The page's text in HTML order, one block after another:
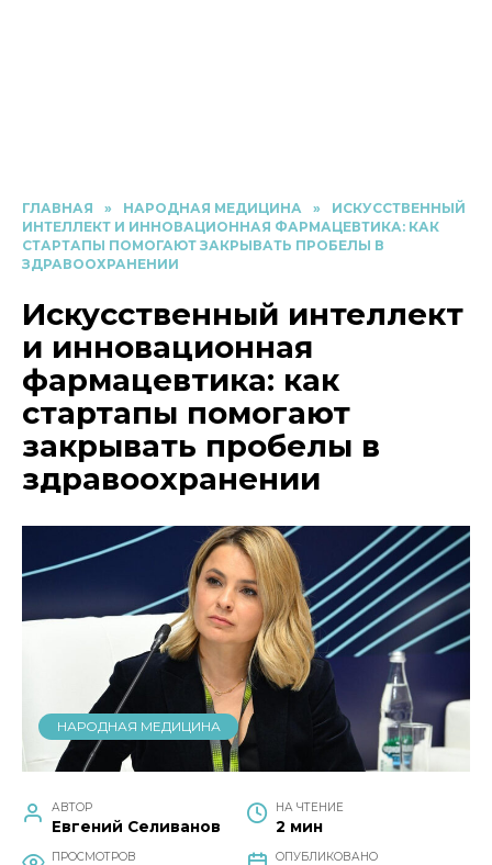
ГЛАВНАЯ » НАРОДНАЯ МЕДИЦИНА »
ИСКУССТВЕННЫЙ
ИНТЕЛЛЕКТ И ИННОВАЦИОННАЯ ФАРМАЦЕВТИКА: КАК
СТАРТАПЫ ПОМОГАЮТ ЗАКРЫВАТЬ ПРОБЕЛЫ В
ЗДРАВООХРАНЕНИИ
Искусственный интеллект
и инновационная
фармацевтика: как
стартапы помогают
закрывать пробелы в
здравоохранении
НАРОДНАЯ МЕДИЦИНА
АВТОР
Евгений Селиванов
НА ЧТЕНИЕ
2 мин
ПРОСМОТРОВ ОПУБЛИКОВАНО